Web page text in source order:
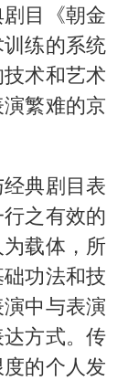
目《朝金
练的系统
术和艺术
繁难的京
典剧目表
之有效的
载体，所
功法和技
中与表演
方式。传
的个人发